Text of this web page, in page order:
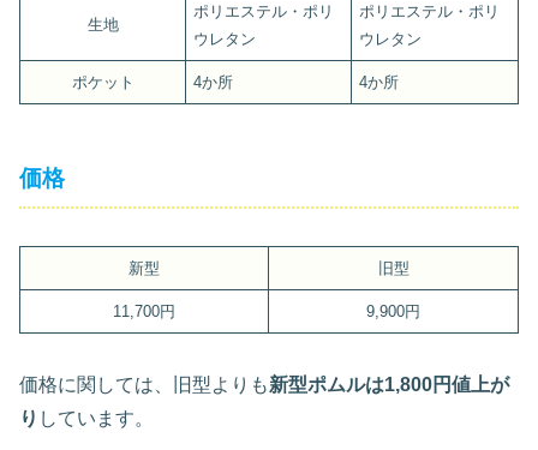
生地
ポリエステル・ポリ
ウレタン
ポリエステル・ポリ
ウレタン
ポケット 4か所 4か所
価格
新型 旧型
11,700円 9,900円
価格に関しては、旧型よりも新型ポムルは1,800円値上が
り しています。